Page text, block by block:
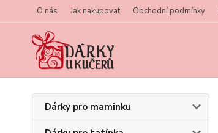
O nás Jak nakupovat Obchodní podmínky
Dárky pro maminku